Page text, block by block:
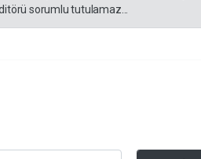
sorumlu tutulamaz...